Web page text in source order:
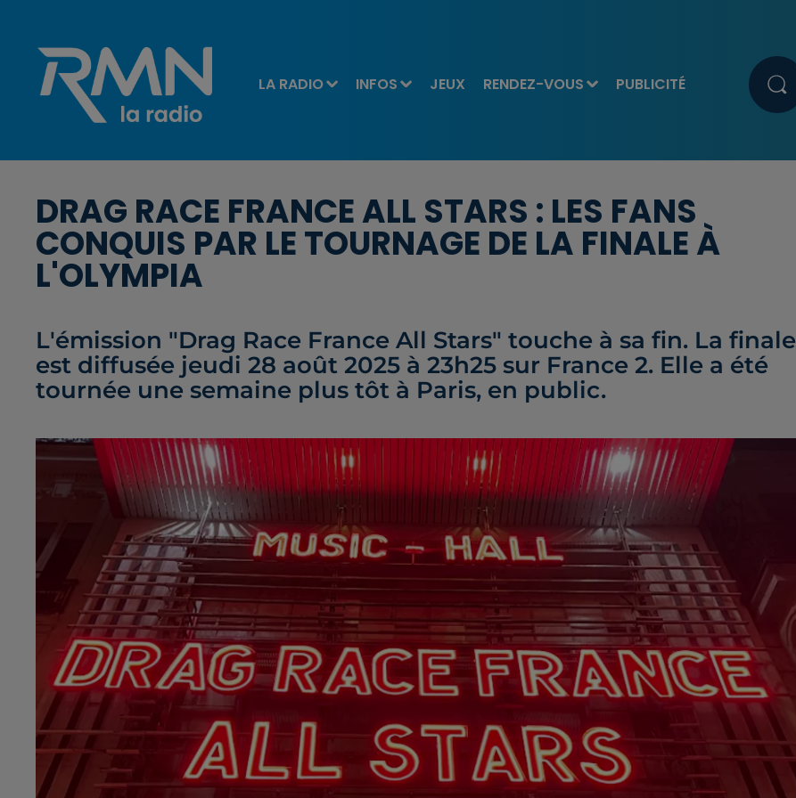
LA RADIO INFOS JEUX RENDEZ-VOUS PUBLICITÉ
DRAG RACE FRANCE ALL STARS : LES FANS
CONQUIS PAR LE TOURNAGE DE LA FINALE À
L'OLYMPIA
L'émission "Drag Race France All Stars" touche à sa fin. La finale
est diffusée jeudi 28 août 2025 à 23h25 sur France 2. Elle a été
tournée une semaine plus tôt à Paris, en public.